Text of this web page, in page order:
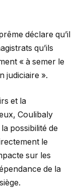
déclare qu’il
qu’ils
« à semer le
judiciaire ».
et la
Coulibaly
possibilité de
le
sur les
de la